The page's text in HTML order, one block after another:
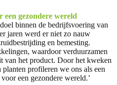
een gezondere wereld
binnen de bedrijfsvoering van
jaren werd er niet zo nauw
en bemesting.
waardoor verduurzamen
van het product. Door het kweken
profileren we ons als een
een gezondere wereld.’